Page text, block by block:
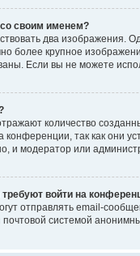
своим именем?
два изображения.
более крупное
Если вы не можете
количество
так как они
и модератор или
войти на
отправлять email-
системой